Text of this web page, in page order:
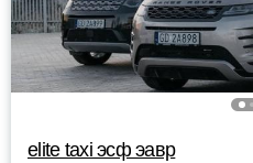
elite taxi эсф эавр